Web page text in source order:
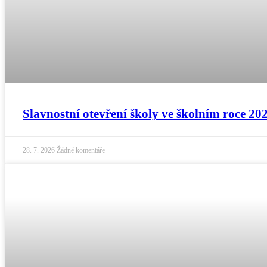
Slavnostní otevření školy ve školním roce
28. 7. 2026 Žádné komentáře